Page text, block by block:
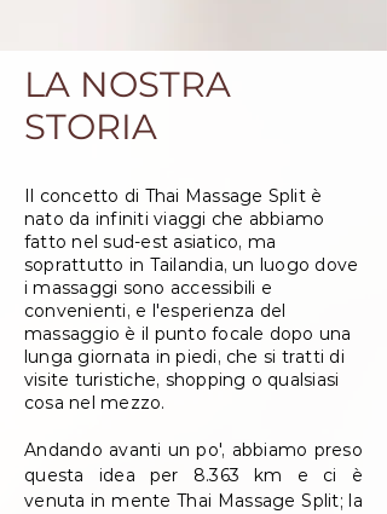
LA NOSTRA
STORIA
Il concetto di Thai Massage Split è
nato da infiniti viaggi che abbiamo
fatto nel sud-est asiatico, ma
soprattutto in Tailandia, un luogo dove
i massaggi sono accessibili e
convenienti, e l'esperienza del
massaggio è il punto focale dopo una
lunga giornata in piedi, che si tratti di
visite turistiche, shopping o qualsiasi
cosa nel mezzo.
Andando avanti un po', abbiamo preso
questa idea per 8.363 km e ci è
venuta in mente Thai Massage Split; la